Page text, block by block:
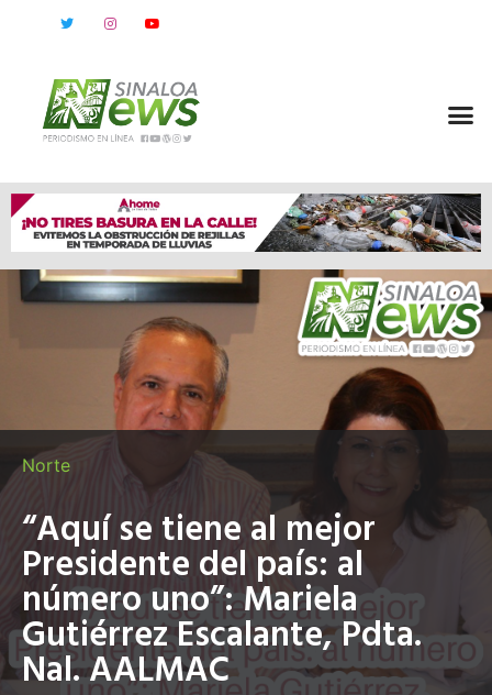
Norte
“Aquí se tiene al mejor
Presidente del país: al
número uno”: Mariela
Gutiérrez Escalante, Pdta.
Nal. AALMAC